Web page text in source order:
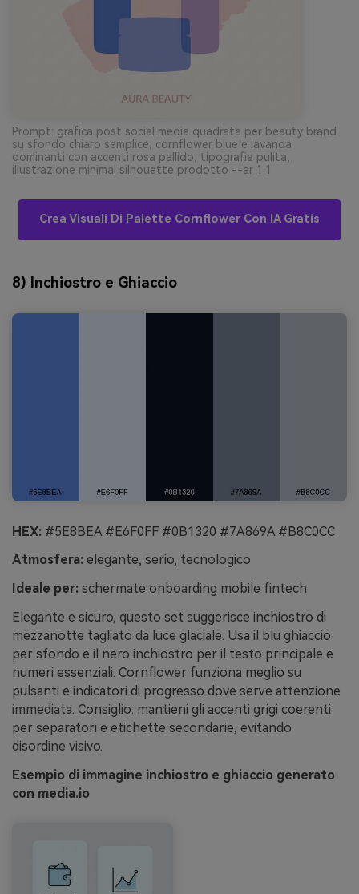
Prompt: grafica post social media quadrata per beauty brand
su sfondo chiaro semplice, cornflower blue e lavanda
dominanti con accenti rosa pallido, tipografia pulita,
illustrazione minimal silhouette prodotto --ar 1:1
Crea Visuali Di Palette Cornflower Con IA Gratis
8) Inchiostro e Ghiaccio
HEX: #5E8BEA #E6F0FF #0B1320 #7A869A #B8C0CC
Atmosfera: elegante, serio, tecnologico
Ideale per: schermate onboarding mobile fintech
Elegante e sicuro, questo set suggerisce inchiostro di
mezzanotte tagliato da luce glaciale. Usa il blu ghiaccio
per sfondo e il nero inchiostro per il testo principale e
numeri essenziali. Cornflower funziona meglio su
pulsanti e indicatori di progresso dove serve attenzione
immediata. Consiglio: mantieni gli accenti grigi coerenti
per separatori e etichette secondarie, evitando
disordine visivo.
Esempio di immagine inchiostro e ghiaccio generato
con media.io